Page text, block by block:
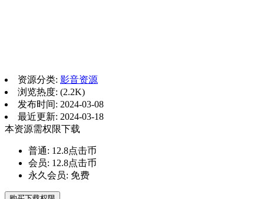
资源分类: 影音资源
浏览热度: (2.2K)
发布时间: 2024-03-08
最近更新: 2024-03-18
本资源需权限下载
普通: 12.8点击币
会员: 12.8点击币
永久会员: 免费